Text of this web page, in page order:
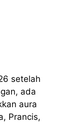
setelah
ada
aura
Prancis,